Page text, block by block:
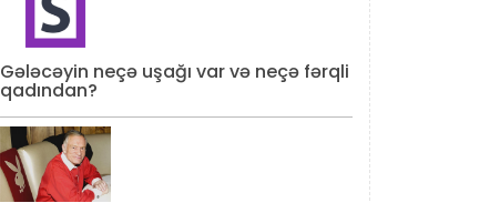
Gələcəyin neçə uşağı var və neçə fərqli
qadından?